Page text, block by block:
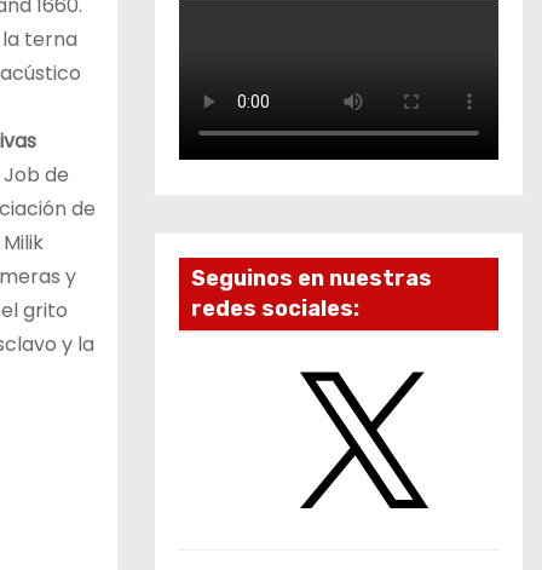
la terna
de
de
y
grito
y la
Seguinos en nuestras
redes sociales: